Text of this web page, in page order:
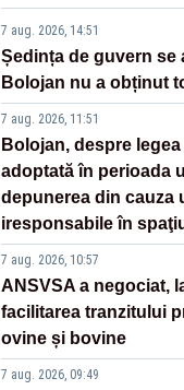
7 aug. 2026, 14:51
Ședința de guvern se
Bolojan nu a obținut
7 aug. 2026, 11:51
Bolojan, despre
adoptată în perioada
depunerea din cauza
iresponsabile în
7 aug. 2026, 10:57
ANSVSA a negociat,
facilitarea tranzitului
ovine și bovine
7 aug. 2026, 09:49